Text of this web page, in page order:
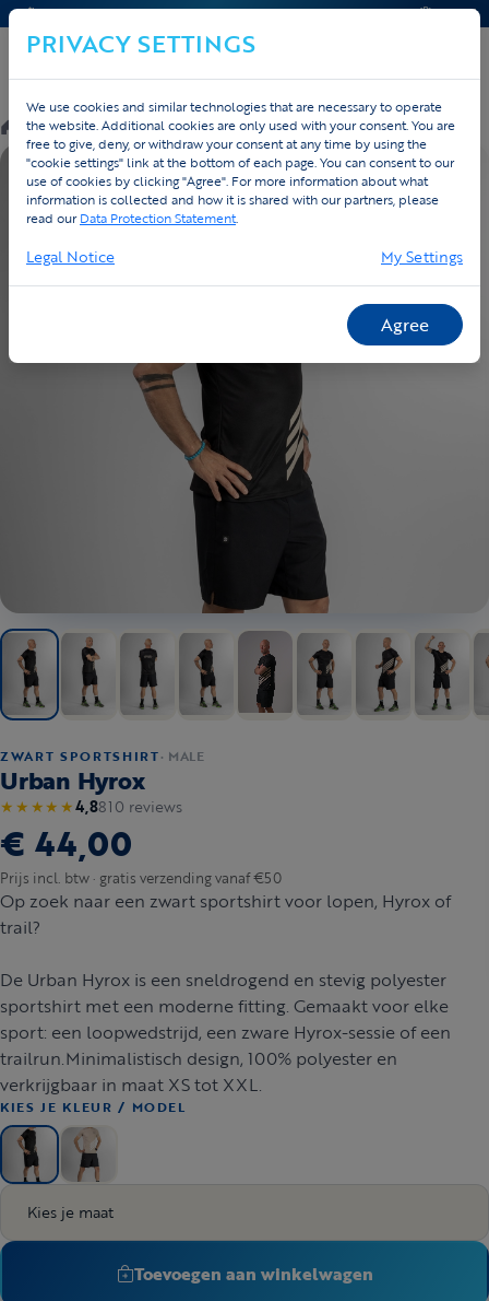
CONTACT & HELP QUOTE
Webshop/Running Black & Sand/Zwart sportshirt
ZWART SPORTSHIRT· MALE
Urban Hyrox
★★★★★4,8810 reviews
€ 44,00
Prijs incl. btw · gratis verzending vanaf €50
Op zoek naar een zwart sportshirt voor lopen, Hyrox of
trail?
De Urban Hyrox is een sneldrogend en stevig polyester
sportshirt met een moderne fitting. Gemaakt voor elke
sport: een loopwedstrijd, een zware Hyrox-sessie of een
trailrun.Minimalistisch design, 100% polyester en
verkrijgbaar in maat XS tot XXL.
KIES JE KLEUR / MODEL
Kies je maat
Toevoegen aan winkelwagen
PRIVACY SETTINGS
We use cookies and similar technologies that are necessary to operate
the website. Additional cookies are only used with your consent. You are
free to give, deny, or withdraw your consent at any time by using the
"cookie settings" link at the bottom of each page. You can consent to our
use of cookies by clicking "Agree". For more information about what
information is collected and how it is shared with our partners, please
read ourData Protection Statement.
Legal Notice My Settings
Agree